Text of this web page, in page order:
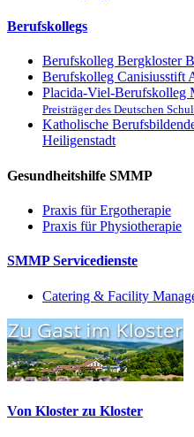
Berufskollegs
Berufskolleg Bergkloster
Berufskolleg Canisiusstift
Placida-Viel-Berufskolleg
Preisträger des Deutschen
Katholische
Heiligenstadt
Gesundheitshilfe SMMP
Praxis für Ergo­therapie
Praxis für Physio­therapie
SMMP Servicedienste
Catering & Facility
Von Kloster zu Kloster